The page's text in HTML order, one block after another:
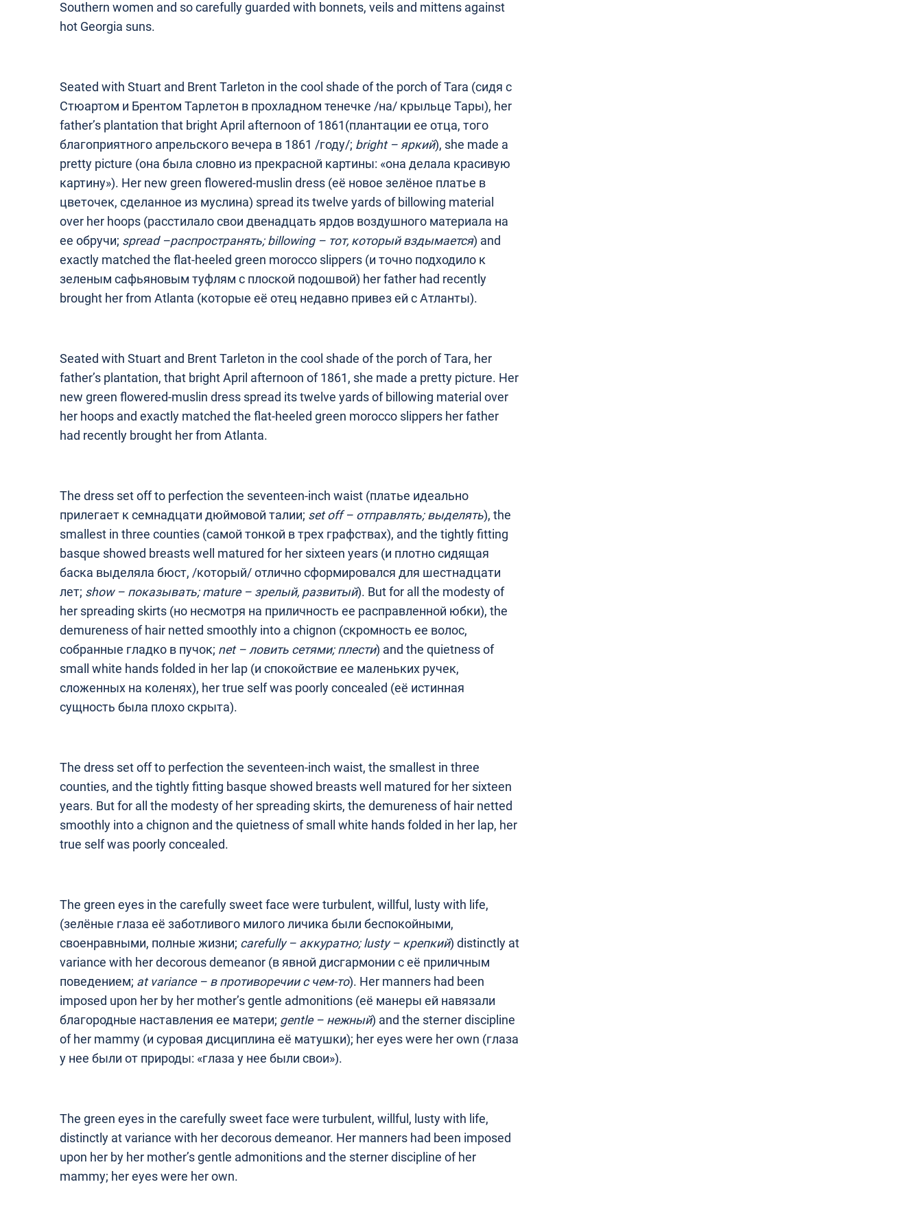
Southern women and so carefully guarded with bonnets, veils and mittens against
hot Georgia suns.
Seated with Stuart and Brent Tarleton in the cool shade of the porch of Tara (сидя с
Стюартом и Брентом Тарлетон в прохладном тенечке /на/ крыльце Тары), her
father’s plantation that bright April afternoon of 1861(плантации ее отца, того
благоприятного апрельского вечера в 1861 /году/; bright – яркий), she made a
pretty picture (она была словно из прекрасной картины: «она делала красивую
картину»). Her new green flowered-muslin dress (её новое зелёное платье в
цветочек, сделанное из муслина) spread its twelve yards of billowing material
over her hoops (расстилало свои двенадцать ярдов воздушного материала на
ее обручи; spread –распространять; billowing – тот, который вздымается) and
exactly matched the flat-heeled green morocco slippers (и точно подходило к
зеленым сафьяновым туфлям с плоской подошвой) her father had recently
brought her from Atlanta (которые её отец недавно привез ей с Атланты).
Seated with Stuart and Brent Tarleton in the cool shade of the porch of Tara, her
father’s plantation, that bright April afternoon of 1861, she made a pretty picture. Her
new green flowered-muslin dress spread its twelve yards of billowing material over
her hoops and exactly matched the flat-heeled green morocco slippers her father
had recently brought her from Atlanta.
The dress set off to perfection the seventeen-inch waist (платье идеально
прилегает к семнадцати дюймовой талии; set off – отправлять; выделять), the
smallest in three counties (самой тонкой в трех графствах), and the tightly fitting
basque showed breasts well matured for her sixteen years (и плотно сидящая
баска выделяла бюст, /который/ отлично сформировался для шестнадцати
лет; show – показывать; mature – зрелый, развитый). But for all the modesty of
her spreading skirts (но несмотря на приличность ее расправленной юбки), the
demureness of hair netted smoothly into a chignon (скромность ее волос,
собранные гладко в пучок; net – ловить сетями; плести) and the quietness of
small white hands folded in her lap (и спокойствие ее маленьких ручек,
сложенных на коленях), her true self was poorly concealed (её истинная
сущность была плохо скрыта).
The dress set off to perfection the seventeen-inch waist, the smallest in three
counties, and the tightly fitting basque showed breasts well matured for her sixteen
years. But for all the modesty of her spreading skirts, the demureness of hair netted
smoothly into a chignon and the quietness of small white hands folded in her lap, her
true self was poorly concealed.
The green eyes in the carefully sweet face were turbulent, willful, lusty with life,
(зелёные глаза её заботливого милого личика были беспокойными,
своенравными, полные жизни; carefully – аккуратно; lusty – крепкий) distinctly at
variance with her decorous demeanor (в явной дисгармонии с её приличным
поведением; at variance – в противоречии с чем-то). Her manners had been
imposed upon her by her mother’s gentle admonitions (её манеры ей навязали
благородные наставления ее матери; gentle – нежный) and the sterner discipline
of her mammy (и суровая дисциплина её матушки); her eyes were her own (глаза
у нее были от природы: «глаза у нее были свои»).
The green eyes in the carefully sweet face were turbulent, willful, lusty with life,
distinctly at variance with her decorous demeanor. Her manners had been imposed
upon her by her mother’s gentle admonitions and the sterner discipline of her
mammy; her eyes were her own.